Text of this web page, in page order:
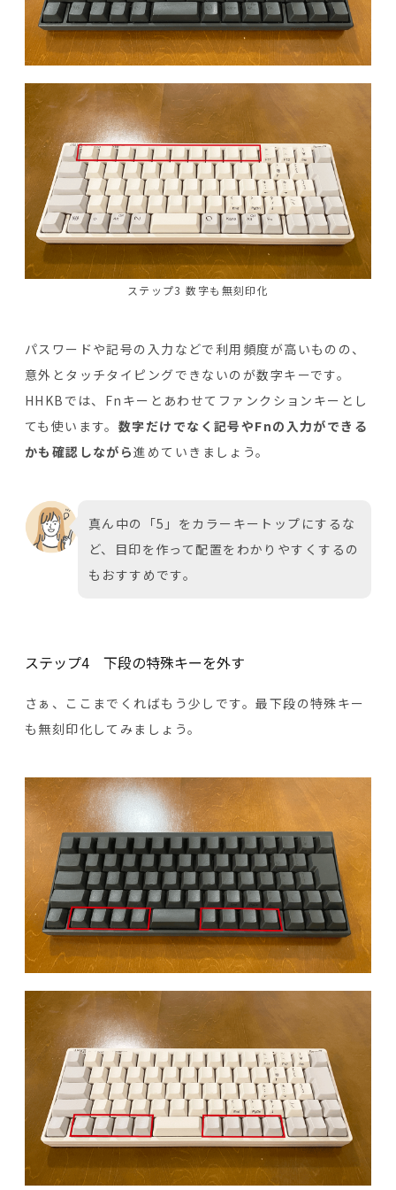
ステップ3 数字も無刻印化
パスワードや記号の入力などで利用頻度が高いものの、
意外とタッチタイピングできないのが数字キーです。
HHKBでは、Fnキーとあわせてファンクションキーとし
ても使います。 数字だけでなく記号やFnの入力ができる
かも確認しながら進めていきましょう。
真ん中の「5」をカラーキートップにするな
ど、目印を作って配置をわかりやすくするの
もおすすめです。
ステップ4 下段の特殊キーを外す
さぁ、ここまでくればもう少しです。最下段の特殊キー
も無刻印化してみましょう。